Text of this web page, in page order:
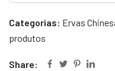
Categorias: Ervas
produtos
Share: